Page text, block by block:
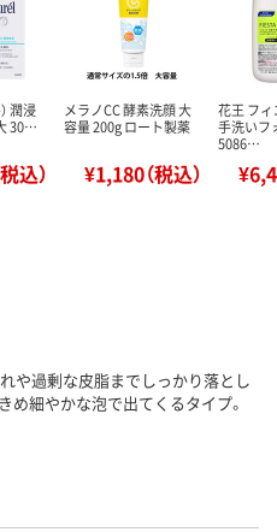
潤浸
30…
込）
メラノCC 酵素洗顔 大
容量 200g ロート製薬
¥1,180（税込）
花王 フィ
手洗いフ
5086…
れや過剰な皮脂までしっかり落とし
め細やかな泡で出てくるタイプ。